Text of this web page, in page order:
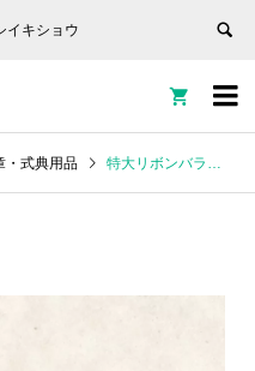
イキショウ


・式典用品 特大リボンバラ：RK-1